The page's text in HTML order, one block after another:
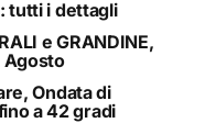
tutti i dettagli
e GRANDINE,
Agosto
Ondata di
a 42 gradi